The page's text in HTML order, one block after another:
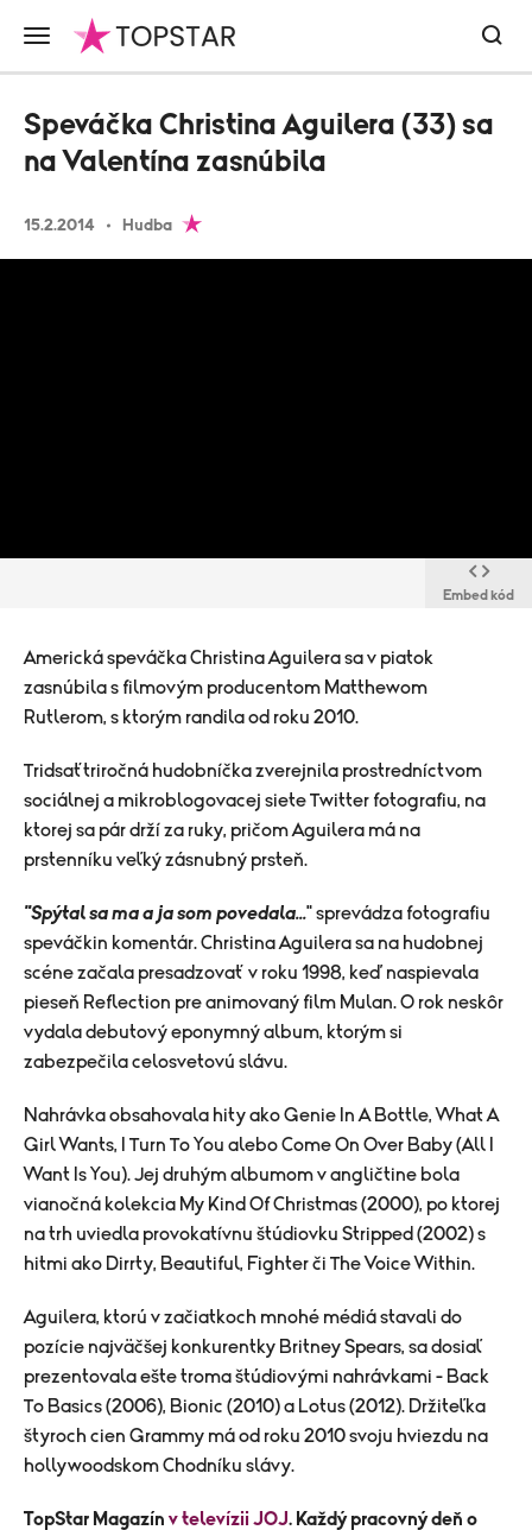
15.2.2014 Hudba
Speváčka Christina Aguilera (33) sa
na Valentína zasnúbila
Embed kód
Americká speváčka Christina Aguilera sa v piatok
zasnúbila s filmovým producentom Matthewom
Rutlerom, s ktorým randila od roku 2010.
Tridsaťtriročná hudobníčka zverejnila prostredníctvom
sociálnej a mikroblogovacej siete Twitter fotografiu, na
ktorej sa pár drží za ruky, pričom Aguilera má na
prstenníku veľký zásnubný prsteň.
"Spýtal sa ma a ja som povedala..." sprevádza fotografiu
speváčkin komentár. Christina Aguilera sa na hudobnej
scéne začala presadzovať v roku 1998, keď naspievala
pieseň Reflection pre animovaný film Mulan. O rok neskôr
vydala debutový eponymný album, ktorým si
zabezpečila celosvetovú slávu.
Nahrávka obsahovala hity ako Genie In A Bottle, What A
Girl Wants, I Turn To You alebo Come On Over Baby (All I
Want Is You). Jej druhým albumom v angličtine bola
vianočná kolekcia My Kind Of Christmas (2000), po ktorej
na trh uviedla provokatívnu štúdiovku Stripped (2002) s
hitmi ako Dirrty, Beautiful, Fighter či The Voice Within.
Aguilera, ktorú v začiatkoch mnohé médiá stavali do
pozície najväčšej konkurentky Britney Spears, sa dosiaľ
prezentovala ešte troma štúdiovými nahrávkami - Back
To Basics (2006), Bionic (2010) a Lotus (2012). Držiteľka
štyroch cien Grammy má od roku 2010 svoju hviezdu na
hollywoodskom Chodníku slávy.
TopStar Magazín v televízii JOJ. Každý pracovný deň o